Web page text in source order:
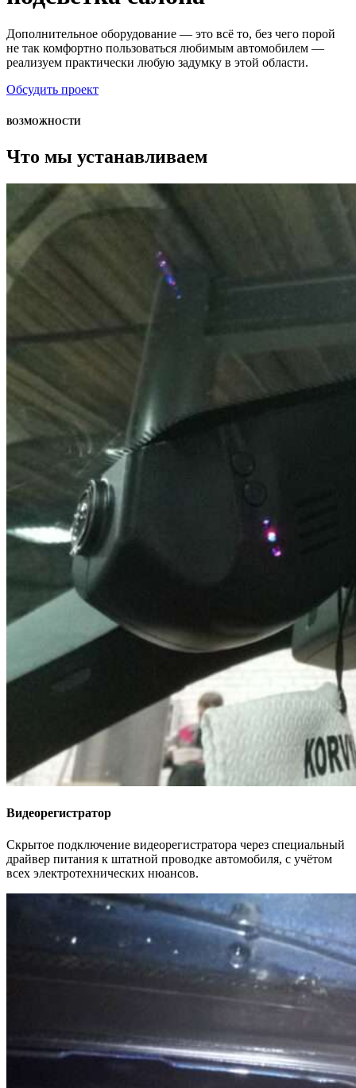
Дополнительное оборудование — это всё то, без чего порой
не так комфортно пользоваться любимым автомобилем —
реализуем практически любую задумку в этой области.
Обсудить проект
ВОЗМОЖНОСТИ
Что мы устанавливаем
Видеорегистратор
Скрытое подключение видеорегистратора через специальный
драйвер питания к штатной проводке автомобиля, с учётом
всех электротехнических нюансов.